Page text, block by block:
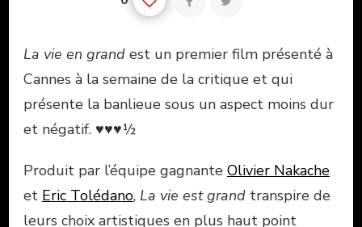
La vie en grand est un premier film présenté à
Cannes à la semaine de la critique et qui
présente la banlieue sous un aspect moins dur
et négatif. ♥♥♥½
Produit par l’équipe gagnante Olivier Nakache
et Eric Tolédano, La vie est grand transpire de
leurs choix artistiques en plus haut point